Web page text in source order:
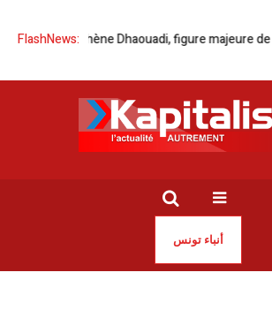
FlashNews:
Profil | Borhène Dhaouadi, figure majeure de
أنباء تونس